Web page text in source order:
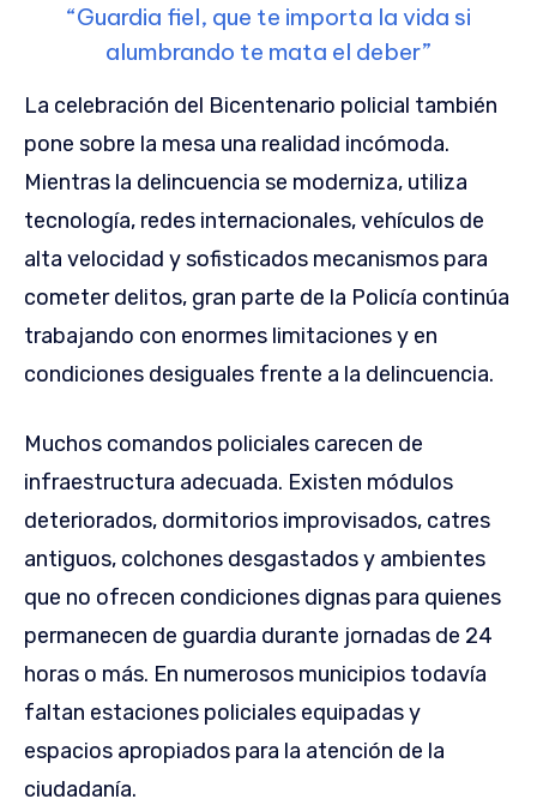
“Guardia fiel, que te importa la vida si
alumbrando te mata el deber”
La celebración del Bicentenario policial también
pone sobre la mesa una realidad incómoda.
Mientras la delincuencia se moderniza, utiliza
tecnología, redes internacionales, vehículos de
alta velocidad y sofisticados mecanismos para
cometer delitos, gran parte de la Policía continúa
trabajando con enormes limitaciones y en
condiciones desiguales frente a la delincuencia.
Muchos comandos policiales carecen de
infraestructura adecuada. Existen módulos
deteriorados, dormitorios improvisados, catres
antiguos, colchones desgastados y ambientes
que no ofrecen condiciones dignas para quienes
permanecen de guardia durante jornadas de 24
horas o más. En numerosos municipios todavía
faltan estaciones policiales equipadas y
espacios apropiados para la atención de la
ciudadanía.